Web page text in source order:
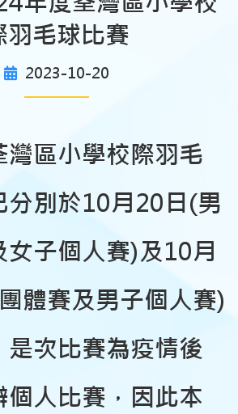
羽毛球比賽
2023-10-20
灣區小學校際羽毛
分別於10月20日(男
女子個人賽)及10月
體賽及男子個人賽)
是次比賽為疫情後
個人比賽，因此本